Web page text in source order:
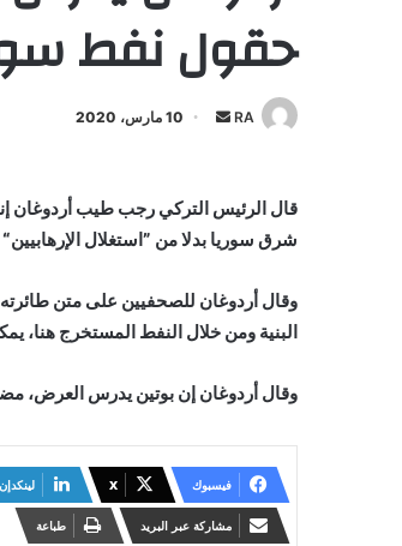
حقول نفط
RA
أرسل 10 مارس، 2020
قال الرئيس التركي رجب طيب أردوغان
شرق سوريا بدلا من ”استغلال الإرهابيين“
وقال أردوغان للصحفيين على متن طائرته
البنية ومن خلال النفط المستخرج هنا،
وقال أردوغان إن بوتين يدرس العرض،
فيسبوك X لينكدإن
مشاركة عبر البريد طباعة